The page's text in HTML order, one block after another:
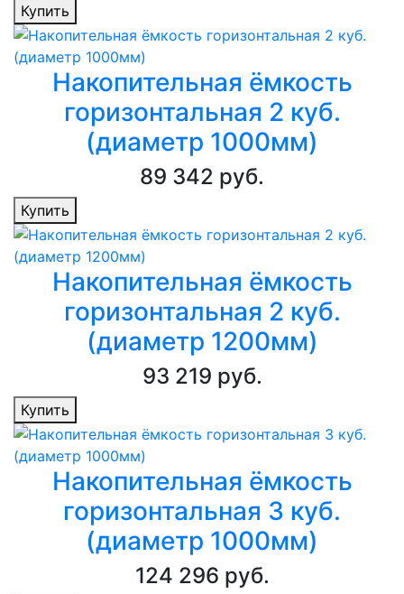
Купить
Накопительная ёмкость
горизонтальная 2 куб.
(диаметр 1000мм)
89 342 руб.
Купить
Накопительная ёмкость
горизонтальная 2 куб.
(диаметр 1200мм)
93 219 руб.
Купить
Накопительная ёмкость
горизонтальная 3 куб.
(диаметр 1000мм)
124 296 руб.